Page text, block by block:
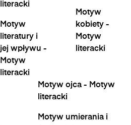
literacki
Motyw
literatury i
jej wpływu -
Motyw
literacki
Motyw
kobiety -
Motyw
literacki
Motyw ojca - Motyw
literacki
Motyw umierania i